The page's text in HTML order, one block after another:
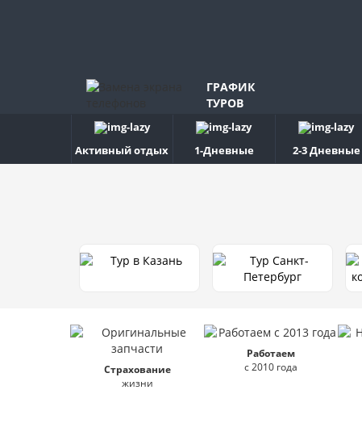
ГРАФИК
ТУРОВ
Активный отдых 1-Дневные 2-3 Дневные
Страхование
жизни
Работаем
с 2010 года